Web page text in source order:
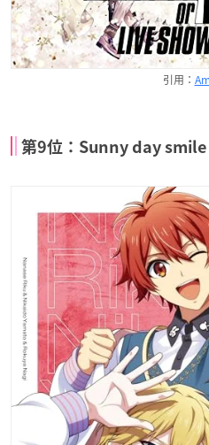
引用：
第9位：Sunny day smile